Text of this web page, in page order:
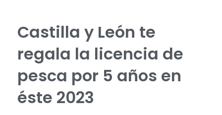
Castilla y León te
regala la licencia de
pesca por 5 años en
éste 2023